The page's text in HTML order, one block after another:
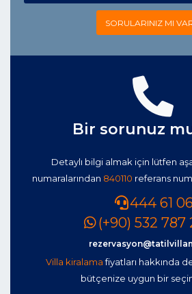
SORULARINIZ MI
Bir sorunuz
Detaylı bilgi almak için lütfen
numaralarından 840110 referans
444 61
(+90) 532 787
Villa kiralamafiyatları hakkında
bütçenize uygun bir